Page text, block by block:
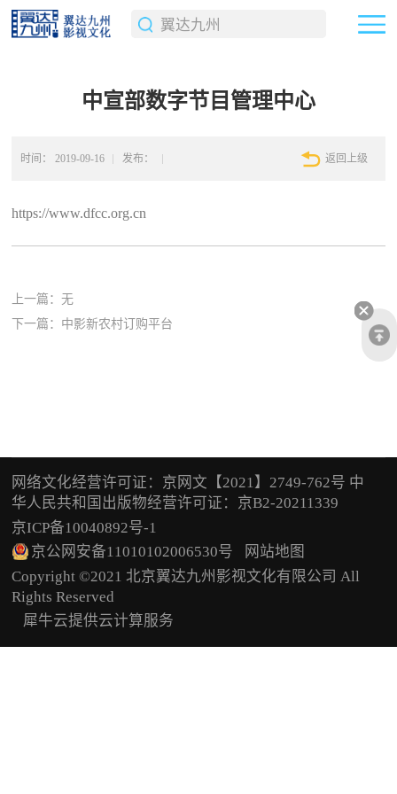
中宣部数字节目管理中心
时间： 2019-09-16 发布： 返回上级
https://www.dfcc.org.cn
上一篇：无
下一篇： 中影新农村订购平台
网络文化经营许可证：京网文【2021】2749-762号 中
华人民共和国出版物经营许可证：京B2-20211339
京ICP备10040892号-1
京公网安备11010102006530号
网站地图
Copyright ©2021 北京翼达九州影视文化有限公司 All
Rights Reserved
犀牛云提供云计算服务